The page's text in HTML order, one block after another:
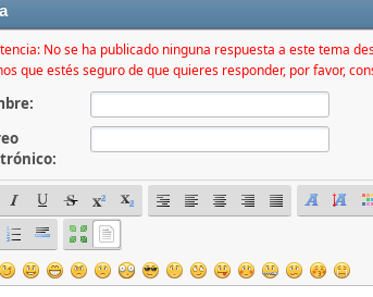
No se ha publicado ninguna respuesta a este tema
que estés seguro de que quieres responder, por favor,